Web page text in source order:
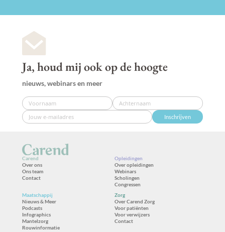
Ja, houd mij ook op de hoogte
nieuws, webinars en meer
Inschrijven
Carend
Over ons
Ons team
Contact
Opleidingen
Over opleidingen
Webinars
Scholingen
Congressen
Maatschappij
Nieuws & Meer
Podcasts
Infographics
Mantelzorg
Rouwinformatie
Zorg
Over Carend Zorg
Voor patiënten
Voor verwijzers
Contact